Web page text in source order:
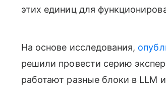
этих единиц для
На основе исследования,
решили провести серию
работают разные блоки в LLM